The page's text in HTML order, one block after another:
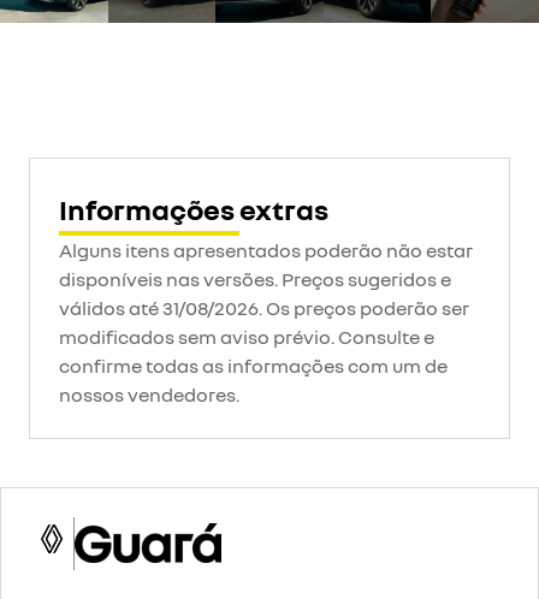
Informações extras
Alguns itens apresentados poderão não estar
disponíveis nas versões. Preços sugeridos e
válidos até 31/08/2026. Os preços poderão ser
modificados sem aviso prévio. Consulte e
confirme todas as informações com um de
nossos vendedores.